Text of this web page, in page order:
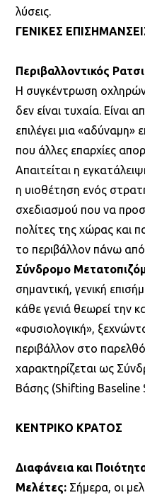
λύσεις.
ΓΕΝΙΚΕΣ
Περιβαλλοντικός
Η συγκέντρωση
δεν είναι τυχαία. Είναι
επιλέγει μια «αδύναμη»
που άλλες επαρχίες
Απαιτείται η
η υιοθέτηση ενός
σχεδιασμού που να
πολίτες της χώρας και
το περιβάλλον πάνω
Σύνδρομο
σημαντική, γενική
κάθε γενιά θεωρεί την
«φυσιολογική»,
περιβάλλον στο
χαρακτηρίζεται ως
Βάσης (Shifting Baseline
ΚΕΝΤΡΙΚΟ ΚΡΑΤΟΣ
Διαφάνεια και
Μελέτες: Σήμερα, οι